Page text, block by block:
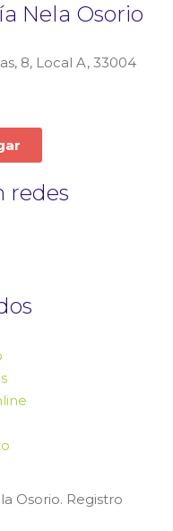
Nela Osorio
8, Local A, 33004
redes
Osorio. Registro